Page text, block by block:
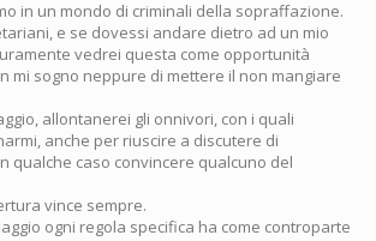
in un mondo di criminali della sopraffazione.
e se dovessi andare dietro ad un mio
vedrei questa come opportunità
mi sogno neppure di mettere il non mangiare
allontanerei gli onnivori, con i quali
anche per riuscire a discutere di
qualche caso convincere qualcuno del
vince sempre.
ogni regola specifica ha come controparte